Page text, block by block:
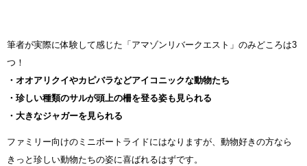
筆者が実際に体験して感じた「アマゾンリバークエスト」のみどころは3
つ！
・オオアリクイやカピバラなどアイコニックな動物たち
・珍しい種類のサルが頭上の柵を登る姿も見られる
・大きなジャガーを見られる
ファミリー向けのミニボートライドにはなりますが、動物好きの方なら
きっと珍しい動物たちの姿に喜ばれるはずです。